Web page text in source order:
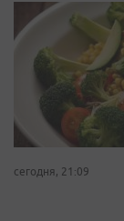
сегодня, 21:09